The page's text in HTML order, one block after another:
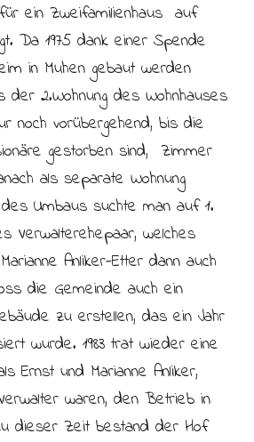
ein Zweifamilienhaus auf
Da 1975 dank einer Spende
in Muhen gebaut werden
der 2.Wohnung des Wohnhauses
noch vorübergehend, bis die
gestorben sind, Zimmer
als separate Wohnung
Umbaus suchte man auf 1.
Verwalterehepaar, welches
Anliker-Etter dann auch
die Gemeinde auch ein
zu erstellen, das ein Jahr
wurde. 1983 trat wieder eine
Ernst und Marianne Anliker,
waren, den Betrieb in
dieser Zeit bestand der Hof